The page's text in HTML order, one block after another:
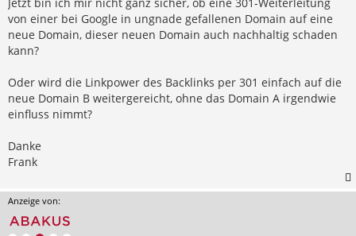
von einer bei Google in ungnade gefallenen Domain auf eine
neue Domain, dieser neuen Domain auch nachhaltig schaden
kann?
Oder wird die Linkpower des Backlinks per 301 einfach auf die
neue Domain B weitergereicht, ohne das Domain A irgendwie
einfluss nimmt?
Danke
Frank
Anzeige von: